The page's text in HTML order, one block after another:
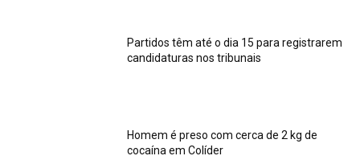
Partidos têm até o dia 15 para registrarem
candidaturas nos tribunais
Homem é preso com cerca de 2 kg de
cocaína em Colíder